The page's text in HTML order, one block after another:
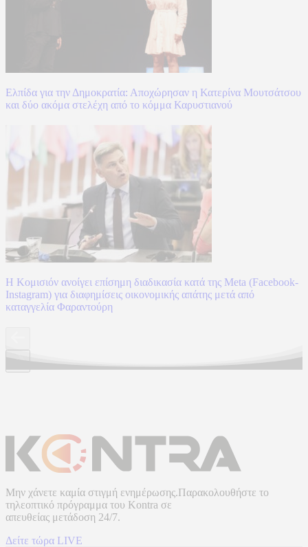
Ελπίδα για την Δημοκρατία: Αποχώρησαν η Κατερίνα Μουτσάτσου
και δύο ακόμα στελέχη από το κόμμα Καρυστιανού
Η Κομισιόν ανοίγει επίσημη διαδικασία κατά της Meta (Facebook-
Instagram) για διαφημίσεις οικονομικής απάτης μετά από
καταγγελία Φαραντούρη
Μην χάνετε καμία στιγμή ενημέρωσης.Παρακολουθήστε το
τηλεοπτικό πρόγραμμα του Kontra σε
απευθείας μετάδοση 24/7.
Δείτε τώρα LIVE